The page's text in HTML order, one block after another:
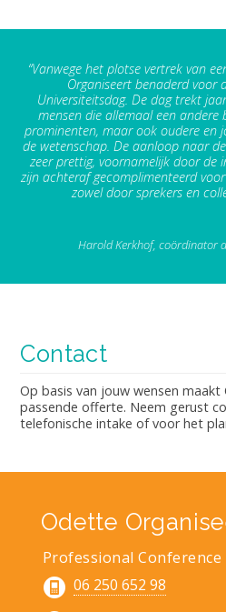
“Vanwege het plotse vertrek van
Organiseert benaderd voor
Universiteitsdag. De dag trekt
mensen die allemaal een andere
prominenten, maar ook oudere en
de wetenschap. De aanloop naar
zeer prettig, voornamelijk door de
zijn achteraf gecomplimenteerd
zowel door sprekers en
Harold Kerkhof, coördinator
Contact
Op basis van jouw wensen
passende offerte. Neem gerust
telefonische intake of voor het
Odette
Professional
06 250 652 98